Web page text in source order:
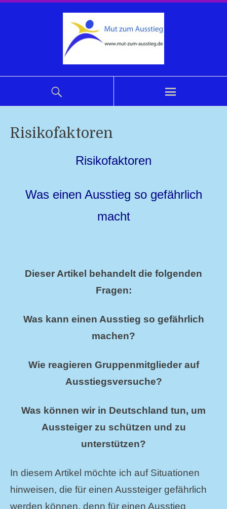
Risikofaktoren
Risikofaktoren
Was einen Ausstieg so gefährlich
macht
Dieser Artikel behandelt die folgenden
Fragen:
Was kann einen Ausstieg so gefährlich
machen?
Wie reagieren Gruppenmitglieder auf
Ausstiegsversuche?
Was können wir in Deutschland tun, um
Aussteiger zu schützen und zu
unterstützen?
In diesem Artikel möchte ich auf Situationen
hinweisen, die für einen Aussteiger gefährlich
werden können, denn für einen Ausstieg